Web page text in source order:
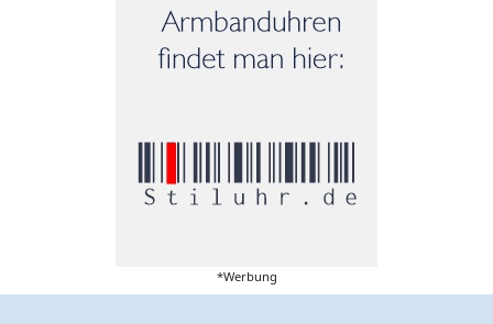
*Werbung